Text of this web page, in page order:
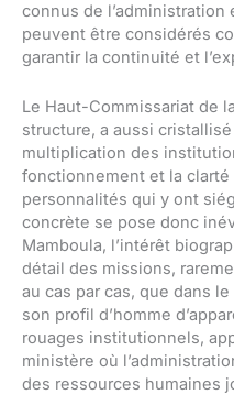
connus de
peuvent être considérés
garantir la continuité et
Le Haut-Commissariat de
structure, a aussi
multiplication des
fonctionnement et la
personnalités qui y ont
concrète se pose donc
Mamboula, l’intérêt
détail des missions,
au cas par cas, que dans
son profil d’homme
rouages institutionnels,
ministère où
des ressources humaines